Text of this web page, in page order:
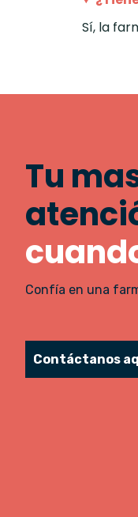
Sí, la
Tu
Confía en una
Contáctanos